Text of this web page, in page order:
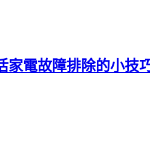
電故障排除的小技